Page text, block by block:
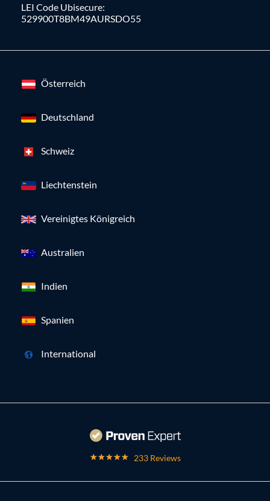
LEI Code Ubisecure:
529900T8BM49AURSDO55
Österreich
Deutschland
Schweiz
Liechtenstein
Vereinigtes Königreich
Australien
Indien
Spanien
International
233 Reviews